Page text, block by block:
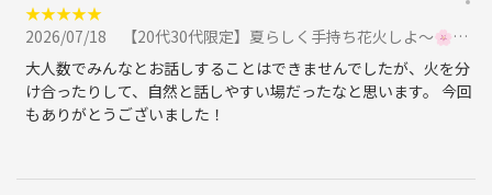
★★★★★
2026/07/18
【20代30代限定】夏らしく手持ち花火しよ〜🌸🌸🌸他の花火もあるよ〜🦊🦊に参加
大人数でみんなとお話しすることはできませんでしたが、火を分
け合ったりして、自然と話しやすい場だったなと思います。 今回
もありがとうございました！